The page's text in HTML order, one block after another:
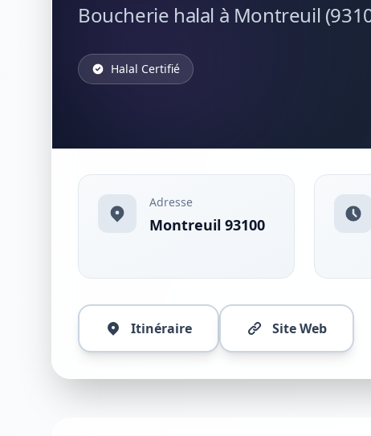
Boucherie halal à Montreuil
Halal Certifié
Adresse
Montreuil 93100
Itinéraire Site Web